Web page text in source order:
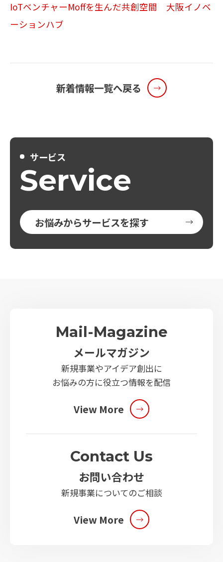
IoTベンチャーMoffを生んだ共創空間 大阪イノベ
ーションハブ
新着情報一覧へ戻る
サービス
Service
お悩みからサービスを探す
Mail-Magazine
メールマガジン
新規事業やアイデア創出に
お悩みの方に役立つ情報を配信
View More
Contact Us
お問い合わせ
新規事業についてのご相談
View More